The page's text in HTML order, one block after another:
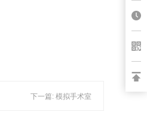
下一篇: 模拟手术室